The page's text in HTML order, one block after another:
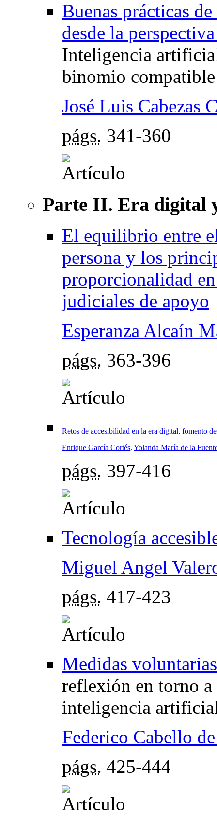
Buenas prácticas
desde la
Inteligencia
binomio
José Luis Cabezas
págs. 341-360
Parte II. Era digital
El equilibrio entre
persona y los
proporcionalidad
judiciales de apoyo
Esperanza Alcaín
págs. 363-396
Retos de accesibilidad en la era digital, fomento
Enrique García Cortés, Yolanda María de la
págs. 397-416
Tecnología
Miguel Angel
págs. 417-423
Medidas
reflexión en torno a
inteligencia
Federico Cabello
págs. 425-444